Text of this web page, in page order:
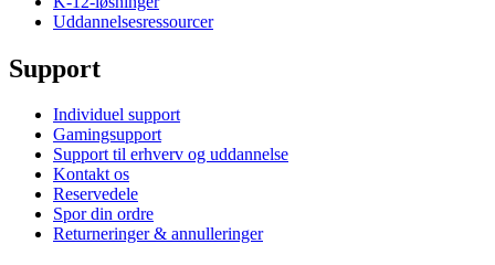
Uddannelsesressourcer
Support
Individuel support
Gamingsupport
Support til erhverv og uddannelse
Kontakt os
Reservedele
Spor din ordre
Returneringer & annulleringer